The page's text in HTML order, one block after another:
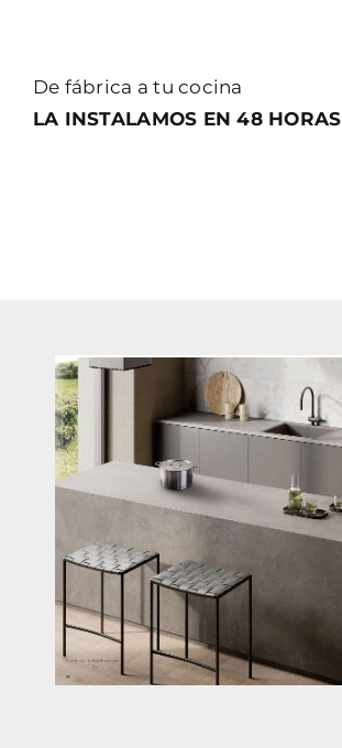
De fábrica a tu cocina
LA INSTALAMOS EN 48 HORAS